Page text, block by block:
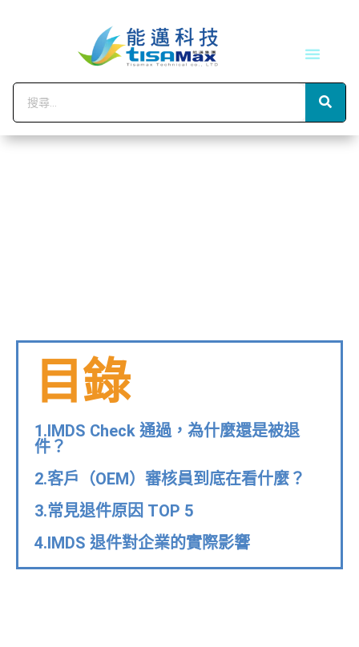
目錄
1.IMDS Check 通過，為什麼還是被退
件？
2.客戶（OEM）審核員到底在看什麼？
3.常見退件原因 TOP 5
4.IMDS 退件對企業的實際影響